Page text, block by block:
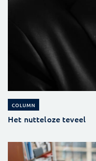
COLUMN
Het nutteloze teveel